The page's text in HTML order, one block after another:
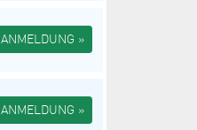
ANMELDUNG »
ANMELDUNG »